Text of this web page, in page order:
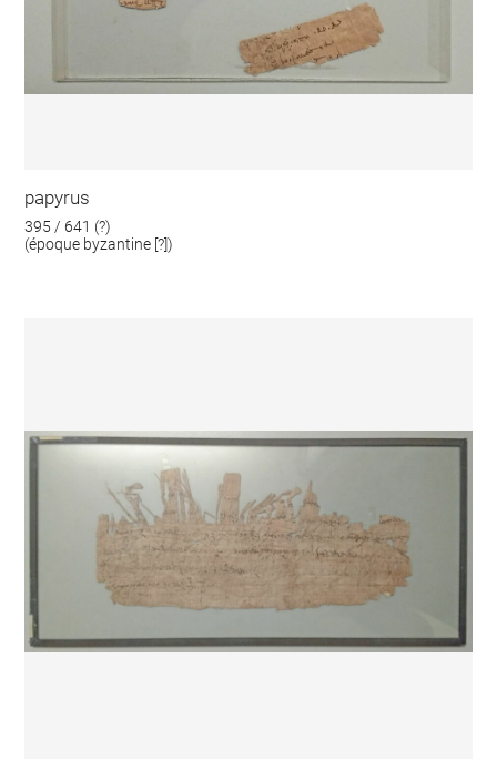
papyrus
395 / 641 (?)
(époque byzantine [?])